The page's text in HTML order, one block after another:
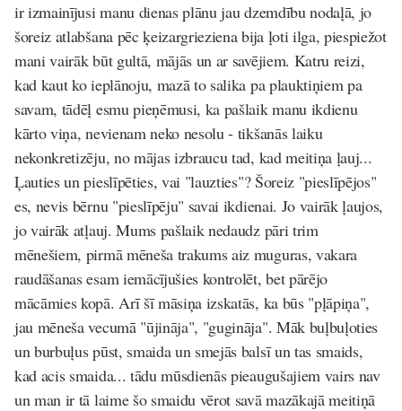
ir izmainījusi manu dienas plānu jau dzemdību nodaļā, jo
šoreiz atlabšana pēc ķeizargrieziena bija ļoti ilga, piespiežot
mani vairāk būt gultā, mājās un ar savējiem. Katru reizi,
kad kaut ko ieplānoju, mazā to salika pa plauktiņiem pa
savam, tādēļ esmu pieņēmusi, ka pašlaik manu ikdienu
kārto viņa, nevienam neko nesolu - tikšanās laiku
nekonkretizēju, no mājas izbraucu tad, kad meitiņa ļauj...
Ļauties un pieslīpēties, vai "lauzties"? Šoreiz "pieslīpējos"
es, nevis bērnu "pieslīpēju" savai ikdienai. Jo vairāk ļaujos,
jo vairāk atļauj. Mums pašlaik nedaudz pāri trim
mēnešiem, pirmā mēneša trakums aiz muguras, vakara
raudāšanas esam iemācījušies kontrolēt, bet pārējo
mācāmies kopā. Arī šī māsiņa izskatās, ka būs "pļāpiņa",
jau mēneša vecumā "ūjināja", "gugināja". Māk buļbuļoties
un burbuļus pūst, smaida un smejās balsī un tas smaids,
kad acis smaida... tādu mūsdienās pieaugušajiem vairs nav
un man ir tā laime šo smaidu vērot savā mazākajā meitiņā